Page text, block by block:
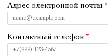
Адрес электронной почты
Контактный телефон